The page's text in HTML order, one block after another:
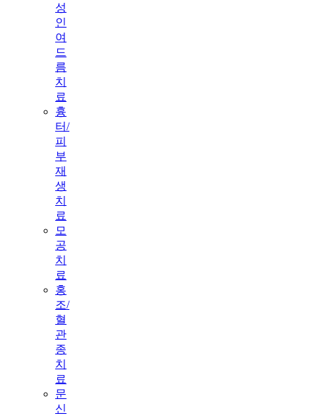
성
인
여
드
름
치
료
흉
터/
피
부
재
생
치
료
모
공
치
료
홍
조/
혈
관
종
치
료
문
신